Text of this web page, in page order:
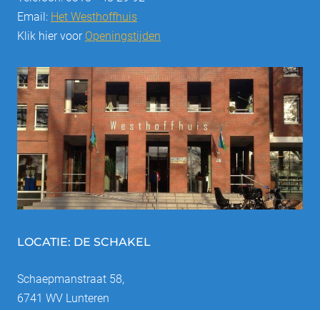
Email: Het Westhoffhuis
Klik hier voor Openingstijden
LOCATIE: DE SCHAKEL
Schaepmanstraat 58,
6741 WV Lunteren